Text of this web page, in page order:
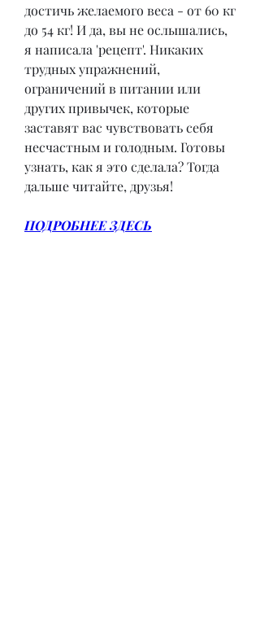
достичь желаемого веса - от 60 кг
до 54 кг! И да, вы не ослышались,
я написала 'рецепт'. Никаких
трудных упражнений,
ограничений в питании или
других привычек, которые
заставят вас чувствовать себя
несчастным и голодным. Готовы
узнать, как я это сделала? Тогда
дальше читайте, друзья!
ПОДРОБНЕЕ ЗДЕСЬ